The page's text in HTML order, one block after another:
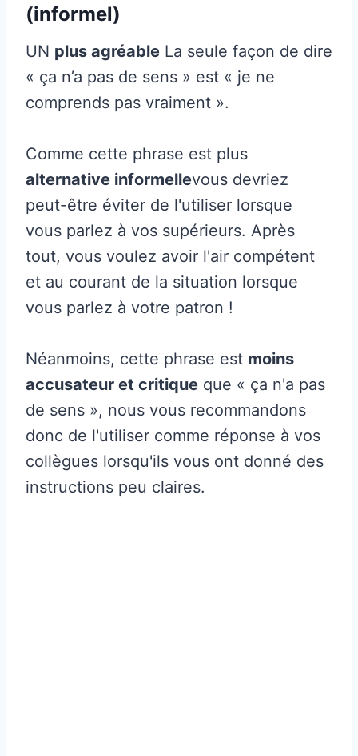
(informel)
UN plus agréable La seule façon de dire
« ça n’a pas de sens » est « je ne
comprends pas vraiment ».
Comme cette phrase est plus
alternative informellevous devriez
peut-être éviter de l'utiliser lorsque
vous parlez à vos supérieurs. Après
tout, vous voulez avoir l'air compétent
et au courant de la situation lorsque
vous parlez à votre patron !
Néanmoins, cette phrase est moins
accusateur et critique que « ça n'a pas
de sens », nous vous recommandons
donc de l'utiliser comme réponse à vos
collègues lorsqu'ils vous ont donné des
instructions peu claires.